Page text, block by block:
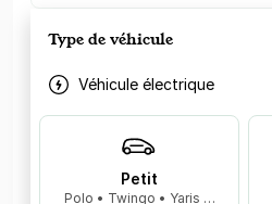
Type de véhicule
Véhicule électrique
Petit
Polo • Twingo • Yaris …